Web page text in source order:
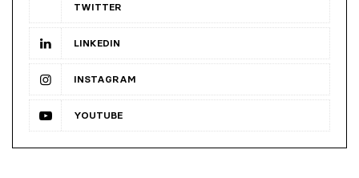
TWITTER
LINKEDIN
INSTAGRAM
YOUTUBE